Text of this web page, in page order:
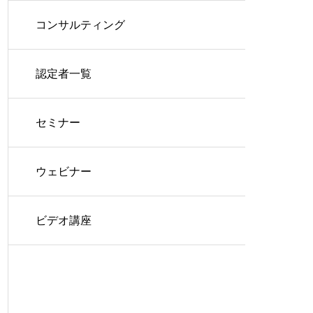
コンサルティング
認定者一覧
セミナー
ウェビナー
ビデオ講座